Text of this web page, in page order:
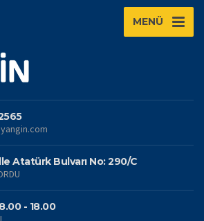
MENÜ
Atatürk Bulvarı No: 290/C
- 18.00